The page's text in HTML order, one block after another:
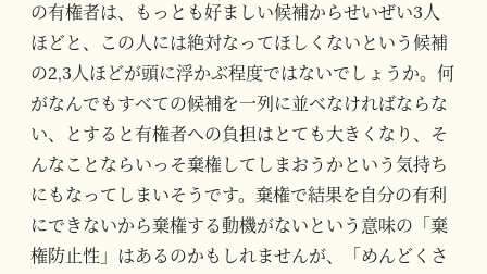
の有権者は、もっとも好ましい候補からせいぜい3人
ほどと、この人には絶対なってほしくないという候補
の2,3人ほどが頭に浮かぶ程度ではないでしょうか。何
がなんでもすべての候補を一列に並べなければならな
い、とすると有権者への負担はとても大きくなり、そ
んなことならいっそ棄権してしまおうかという気持ち
にもなってしまいそうです。棄権で結果を自分の有利
にできないから棄権する動機がないという意味の「棄
権防止性」はあるのかもしれませんが、「めんどくさ